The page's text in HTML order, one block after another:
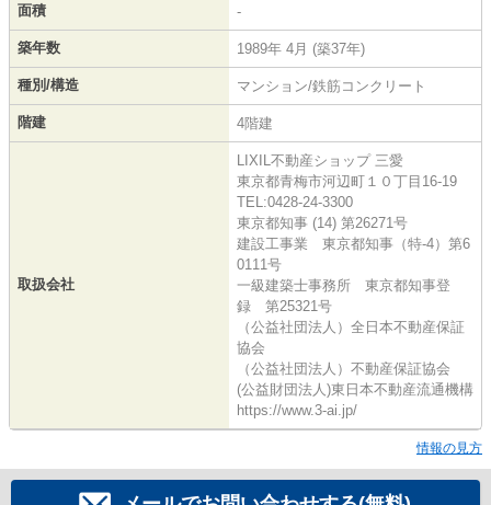
面積 -
築年数 1989年 4月 (築37年)
種別/構造 マンション/鉄筋コンクリート
階建 4階建
取扱会社
LIXIL不動産ショップ 三愛
東京都青梅市河辺町１０丁目16-19
TEL:0428-24-3300
東京都知事 (14) 第26271号
建設工事業 東京都知事（特-4）第6
0111号
一級建築士事務所 東京都知事登
録 第25321号
（公益社団法人）全日本不動産保証
協会
（公益社団法人）不動産保証協会
(公益財団法人)東日本不動産流通機構
https://www.3-ai.jp/
情報の見方